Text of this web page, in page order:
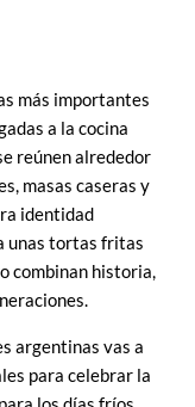
más importantes
a la cocina
reúnen alrededor
masas caseras y
identidad
unas tortas fritas
combinan historia,
argentinas vas a
para celebrar la